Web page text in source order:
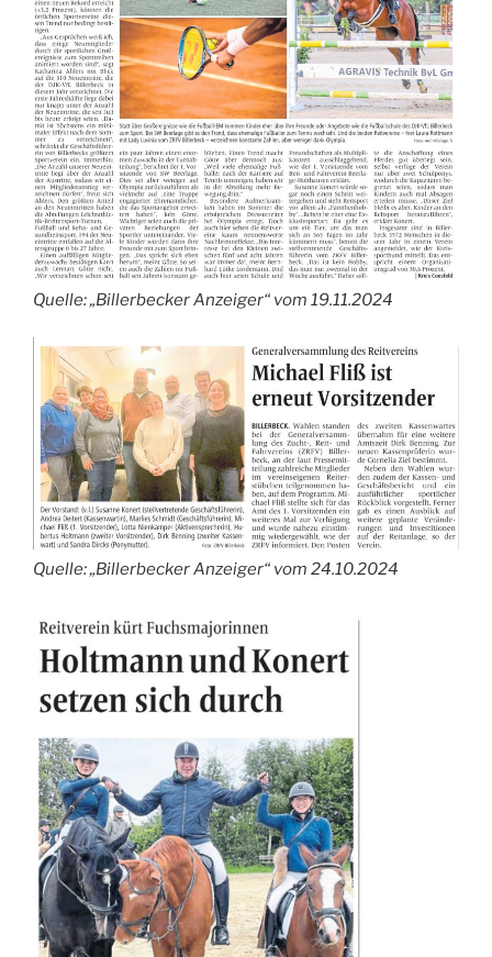
Quelle: „Billerbecker Anzeiger“ vom 19.11.2024
Quelle: „Billerbecker Anzeiger“ vom 24.10.2024